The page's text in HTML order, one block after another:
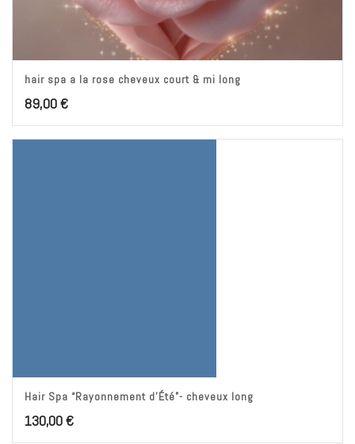
hair spa a la rose cheveux court & mi long
89,00€
Hair Spa “Rayonnement d’Été”- cheveux long
130,00€